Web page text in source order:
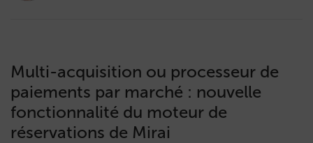
Multi-acquisition ou processeur de
paiements par marché : nouvelle
fonctionnalité du moteur de
réservations de Mirai